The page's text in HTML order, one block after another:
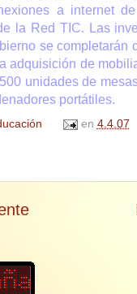
a internet
la Red TIC. Las
se completarán
adquisición de
unidades de
portátiles.
en 4.4.07